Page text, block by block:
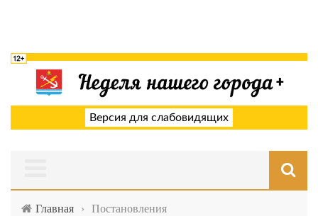
Версия для слабовидящих
Главная › Постановления